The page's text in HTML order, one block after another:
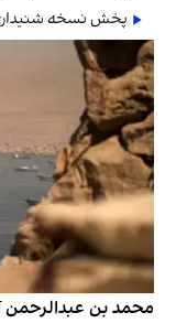
پخش نسخه
محمد بن عبدالرحمن